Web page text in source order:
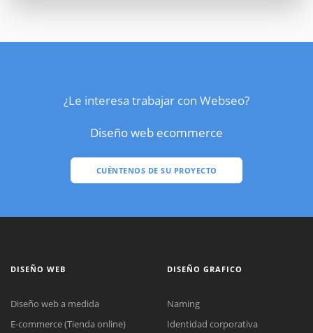
¿Le interesa trabajar con Webseo?
Diseño web ecommerce
CUÉNTENOS DE SU PROYECTO
DISEÑO WEB
Diseño web a medida
E-commerce (Tienda online)
DISEÑO GRAFICO
Naming
Identidad corporativa